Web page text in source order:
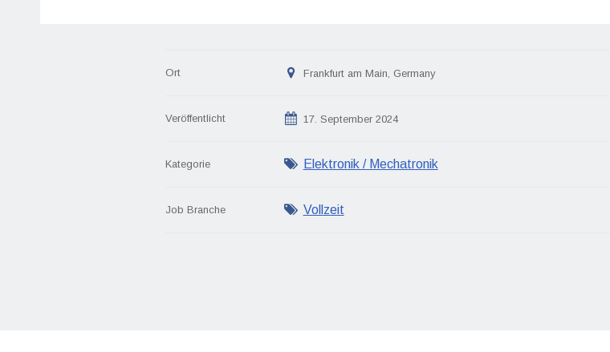
Ort Frankfurt am Main, Germany
Veröffentlicht 17. September 2024
Kategorie Elektronik / Mechatronik
Job Branche Vollzeit